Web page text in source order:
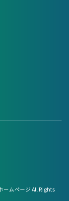
ームページ All Rights